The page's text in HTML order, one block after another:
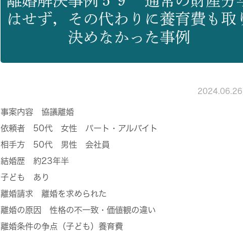
はせず，その代わりに養育費も取
決めなかった事例
2024.06.26
事案内容 協議離婚
依頼者 50代 女性 パート・アルバイト
相手方 50代 男性 会社員
結婚歴 約23年半
子ども
あり
離婚請求 離婚を求められた
離婚の原因
性格の不一致・価値観の違い
離婚条件の争点（子ども） 養育費